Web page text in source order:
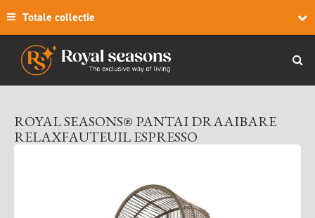
Totale collectie
ROYAL SEASONS® PANTAI DRAAIBARE
RELAXFAUTEUIL ESPRESSO